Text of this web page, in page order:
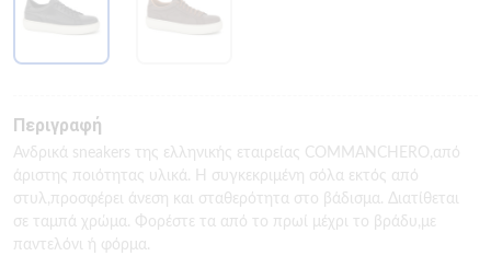
Περιγραφή
Ανδρικά sneakers της ελληνικής εταιρείας COMMANCHERO,από
άριστης ποιότητας υλικά. Η συγκεκριμένη σόλα εκτός από
στυλ,προσφέρει άνεση και σταθερότητα στο βάδισμα. Διατίθεται
σε ταμπά χρώμα. Φορέστε τα από το πρωί μέχρι το βράδυ,με
παντελόνι ή φόρμα.